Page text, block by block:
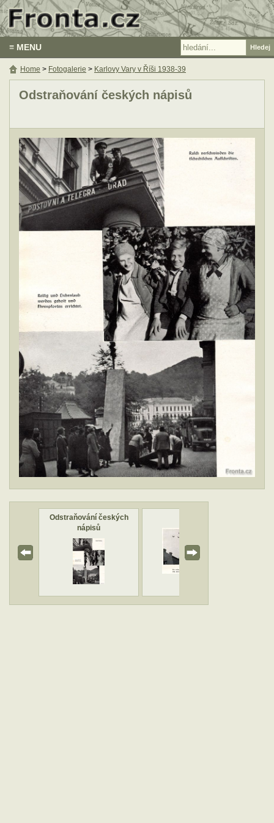
≡ MENU
Odstraňování českých nápisů
Odstraňování českých
nápisů
Home > Fotogalerie > Karlovy Vary v Říši 1938-39